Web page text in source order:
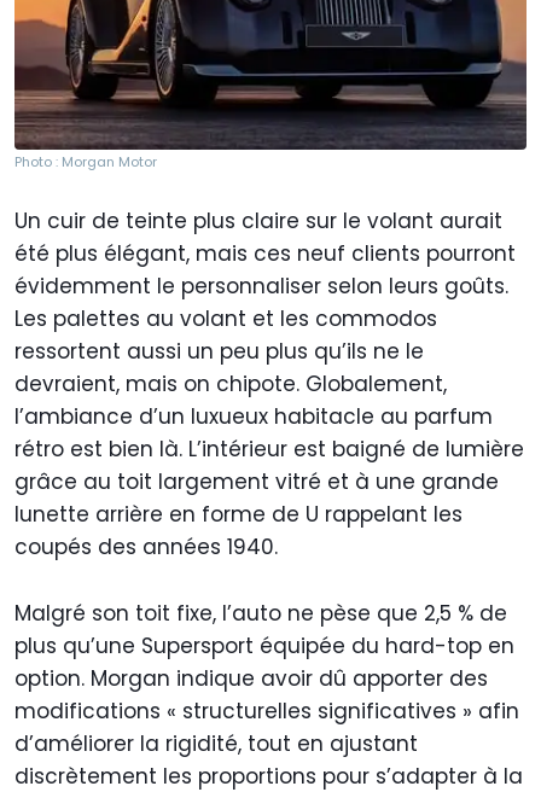
Photo : Morgan Motor
Un cuir de teinte plus claire sur le volant aurait
été plus élégant, mais ces neuf clients pourront
évidemment le personnaliser selon leurs goûts.
Les palettes au volant et les commodos
ressortent aussi un peu plus qu’ils ne le
devraient, mais on chipote. Globalement,
l’ambiance d’un luxueux habitacle au parfum
rétro est bien là. L’intérieur est baigné de lumière
grâce au toit largement vitré et à une grande
lunette arrière en forme de U rappelant les
coupés des années 1940.
Malgré son toit fixe, l’auto ne pèse que 2,5 % de
plus qu’une Supersport équipée du hard-top en
option. Morgan indique avoir dû apporter des
modifications « structurelles significatives » afin
d’améliorer la rigidité, tout en ajustant
discrètement les proportions pour s’adapter à la